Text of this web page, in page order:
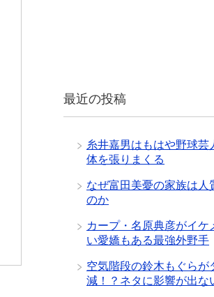
最近の投稿
糸井嘉男はもはや野球芸
体を張りまくる
なぜ富田美憂の家族は人
のか
カープ・名原典彦がイケ
い愛嬌もある最強外野手
空気階段の鈴木もぐらが
減！？ネタに影響が出な